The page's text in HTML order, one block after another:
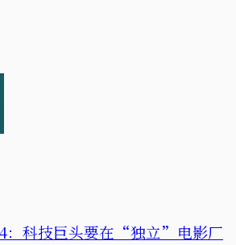
：科技巨头要在“独立”电影厂